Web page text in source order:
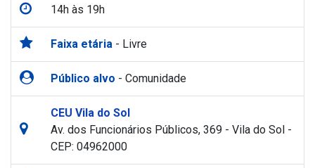
14h às 19h
Faixa etária - Livre
Público alvo - Comunidade
CEU Vila do Sol
Av. dos Funcionários Públicos, 369 - Vila do Sol -
CEP: 04962000